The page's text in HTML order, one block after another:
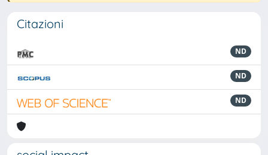
Citazioni
ND
ND
ND